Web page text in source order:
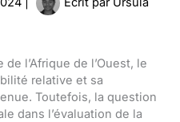
l’Afrique de l’Ouest, le
relative et sa
Toutefois, la question
dans l’évaluation de la